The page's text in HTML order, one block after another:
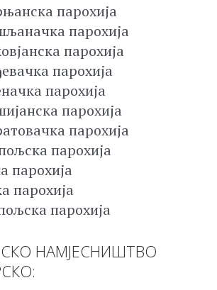
парохија
парохија
парохија
парохија
парохија
парохија
парохија
парохија
парохија
парохија
парохија
НАМЈЕСНИШТВО